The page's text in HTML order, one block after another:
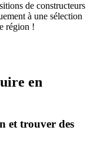
de constructeurs
à une sélection
région !
en
et trouver des